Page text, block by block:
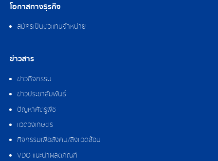
โอกาสทางธุรกิจ
สมัครเป็นตัวแทนจำหน่าย
ข่าวสาร
ข่าวกิจกรรม
ข่าวประชาสัมพันธ์
ปัญหาศัตรูพืช
แวดวงเกษตร
กิจกรรมเพื่อสังคม/สิ่งแวดล้อม
VDO แนะนำผลิตภัณฑ์